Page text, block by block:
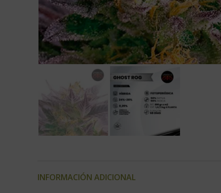
INFORMACIÓN ADICIONAL